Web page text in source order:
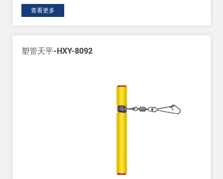
查看更多
塑管天平-HXY-8092